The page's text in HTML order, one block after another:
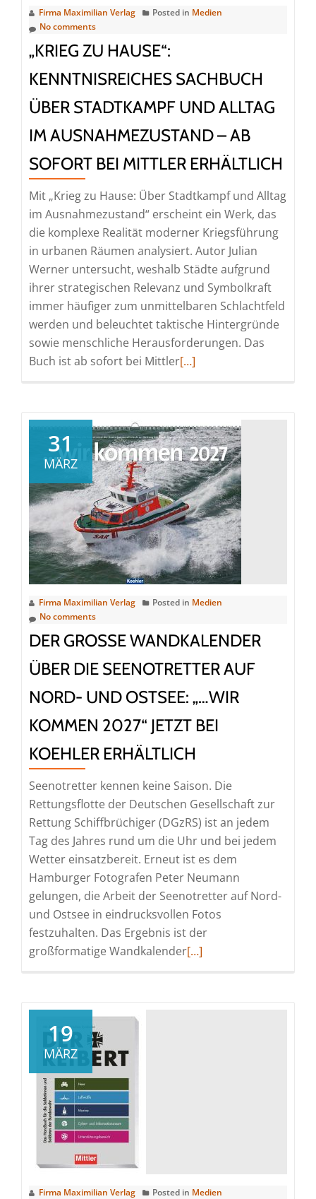
ab
erhältlich
Firma Maximilian Verlag Posted in Medien
No comments
„KRIEG ZU HAUSE“:
KENNTNISREICHES SACHBUCH
ÜBER STADTKAMPF UND ALLTAG
IM AUSNAHMEZUSTAND – AB
SOFORT BEI MITTLER ERHÄLTLICH
Mit „Krieg zu Hause: Über Stadtkampf und Alltag
im Ausnahmezustand“ erscheint ein Werk, das
die komplexe Realität moderner Kriegsführung
in urbanen Räumen analysiert. Autor Julian
Werner untersucht, weshalb Städte aufgrund
ihrer strategischen Relevanz und Symbolkraft
immer häufiger zum unmittelbaren Schlachtfeld
werden und beleuchtet taktische Hintergründe
sowie menschliche Herausforderungen. Das
Buch ist ab sofort bei MittlerRead
zu
Hause“:
Kenntnisreiches
Sachbuch
über
Stadtkampf
und
Alltag
im
Ausnahmezustand
ab
bei
Mittler
erhältlich
[…]
31
MÄRZ
Firma Maximilian Verlag Posted in Medien
No comments
DER GROSSE WANDKALENDER Ü
BER DIE SEENOTRETTER AUF N
ORD- UND OSTSEE: „…WIR K
OMMEN 2027“ JETZT BEI K
OEHLER ERHÄLTLICH
Seenotretter kennen keine Saison. Die
Rettungsflotte der Deutschen Gesellschaft zur
Rettung Schiffbrüchiger (DGzRS) ist an jedem
Tag des Jahres rund um die Uhr und bei jedem
Wetter einsatzbereit. Erneut ist es dem
Hamburger Fotografen Peter Neumann
gelungen, die Arbeit der Seenotretter auf Nord-
und Ostsee in eindrucksvollen Fotos
festzuhalten. Das Ergebnis ist der
großformatige WandkalenderRead
„…
[…]
19
MÄRZ
Firma Maximilian Verlag Posted in Medien